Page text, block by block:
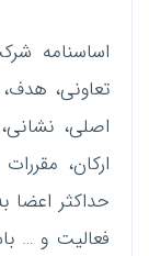
اساسنامه
تعاونی،
اصلی،
ارکان،
حداکثر
فعالیت و …